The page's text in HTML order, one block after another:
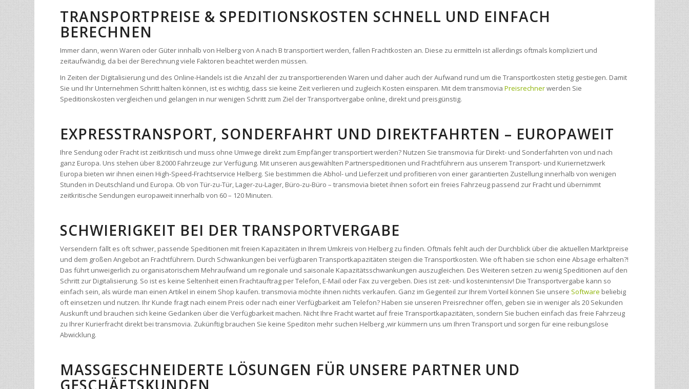
Immer dann, wenn Waren oder Güter innhalb von Helberg von A nach B transportiert werden, fallen Frachtkosten an. Diese zu ermitteln ist allerdings oftmals kompliziert und
zeitaufwändig, da bei der Berechnung viele Faktoren beachtet werden müssen.
In Zeiten der Digitalisierung und des Online-Handels ist die Anzahl der zu transportierenden Waren und daher auch der Aufwand rund um die Transportkosten stetig gestiegen. Damit
Sie und Ihr Unternehmen Schritt halten können, ist es wichtig, dass sie keine Zeit verlieren und zugleich Kosten einsparen. Mit dem transmovia
EXPRESSTRANSPORT, SONDERFAHRT UND DIREKTFAHRTEN – EUROPAWEIT
ganz Europa. Uns stehen über 8.2000 Fahrzeuge zur Verfügung. Mit unseren ausgewählten Partnerspeditionen und Frachtführern aus unserem Transport- und Kuriernetzwerk
Stunden in Deutschland und Europa. Ob von Tür-zu-Tür, Lager-zu-Lager, Büro-zu-Büro – transmovia bietet ihnen sofort ein freies Fahrzeug passend zur Fracht und übernimmt
zeitkritische Sendungen europaweit innerhalb von 60 – 120 Minuten.
SCHWIERIGKEIT BEI DER TRANSPORTVERGABE
und dem großen Angebot an Frachtführern. Durch Schwankungen bei verfügbaren Transportkapazitäten steigen die Transportkosten. Wie oft haben sie schon eine Absage erhalten?!
Schritt zur Digitalisierung. So ist es keine Seltenheit einen Frachtauftrag per Telefon, E-Mail oder Fax zu vergeben. Dies ist zeit- und kostenintensiv! Die Transportvergabe kann so
einfach sein, als würde man einen Artikel in einem Shop kaufen. transmovia möchte ihnen nichts verkaufen. Ganz im Gegenteil zur Ihrem Vorteil können Sie unsere Softwarebeliebig
oft einsetzen und nutzen. Ihr Kunde fragt nach einem Preis oder nach einer Verfügbarkeit am Telefon? Haben sie unseren Preisrechner offen, geben sie in weniger als 20 Sekunden
Auskunft und brauchen sich keine Gedanken über die Verfügbarkeit machen. Nicht Ihre Fracht wartet auf freie Transportkapazitäten, sondern Sie buchen einfach das freie Fahrzeug
zu Ihrer Kurierfracht direkt bei transmovia. Zukünftig brauchen Sie keine Spediton mehr suchen Helberg ,wir kümmern uns um Ihren Transport und sorgen für eine reibungslose
Abwicklung.
MASSGESCHNEIDERTE LÖSUNGEN FÜR UNSERE PARTNER UND G
Wir entwickeln nicht erst tolle und kostspielige Softwarelösungen für sie. transmovia bietet ihnen bereits genau das, was sie benötigen: eine kostenlose Websoftware die speziell für
ihre technischen Voraussetzungen entwickelt wurde. Bewahren Sie sich Ihre Liquidität und Flexibilität und nutzen sie kostenlos unseren